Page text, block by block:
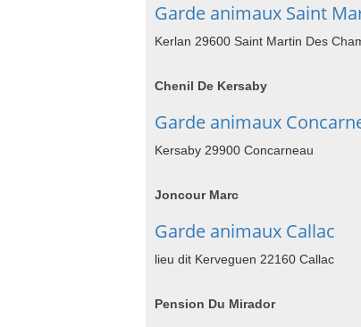
Garde animaux Saint
Kerlan 29600 Saint Martin Des
Chenil De Kersaby
Garde animaux
Kersaby 29900 Concarneau
Joncour Marc
Garde animaux Callac
lieu dit Kerveguen 22160 Callac
Pension Du Mirador